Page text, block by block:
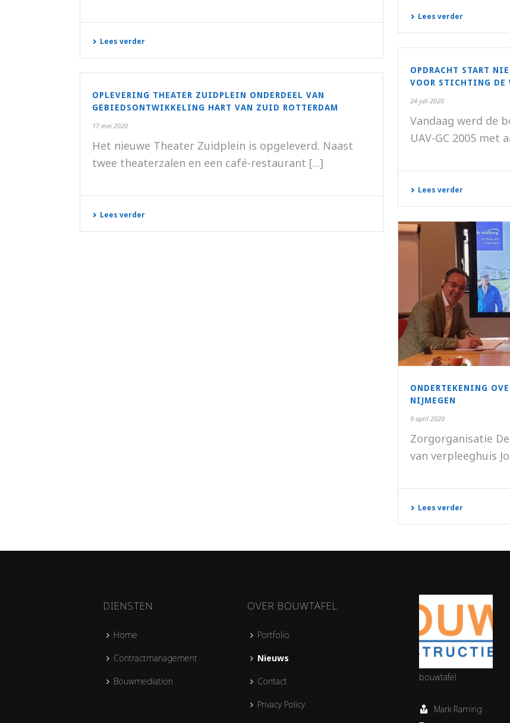
Lees verder
Lees verder
OPDRACHT START
VOOR STICHTING DE
24 juli 2020
Vandaag werd de
UAV-GC 2005 met
Lees verder
OPLEVERING THEATER ZUIDPLEIN ONDERDEEL VAN
GEBIEDSONTWIKKELING HART VAN ZUID ROTTERDAM
17 mei 2020
Het nieuwe Theater Zuidplein is opgeleverd. Naast
twee theaterzalen en een café-restaurant [...]
Lees verder
ONDERTEKENING
NIJMEGEN
9 april 2020
Zorgorganisatie
van verpleeghuis
Lees verder
DIENSTEN
Home
Contractmanagement
Bouwmediation
OVER BOUWTAFEL
Portfolio
Nieuws
Contact
Privacy Policy
bouwtafel
Mark Raming